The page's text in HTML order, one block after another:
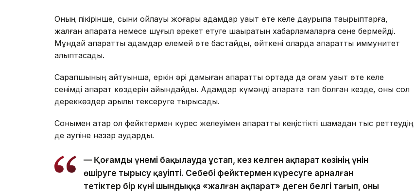
Оның пікірінше, сыни ойлауы жоғары адамдар уақыт өте келе даурықпа тақырыптарға,
жалған ақпаратқа немесе шұғыл әрекет етуге шақыратын хабарламаларға сене бермейді.
Мұндай ақпаратты адамдар елемей өте бастайды, өйткені оларда ақпараттық иммунитет
қалыптасады.
Сарапшының айтуынша, еркін әрі дамыған ақпараттық ортада да қоғам уақыт өте келе
сенімді ақпарат көздерін айқындайды. Адамдар күмәнді ақпаратқа тап болған кезде, оны сол
дереккөздер арқылы тексеруге тырысады.
Сонымен қатар ол фейктермен күрес желеуімен ақпараттық кеңістікті шамадан тыс реттеудің
де қаупіне назар аударды.
— Қоғамды үнемі бақылауда ұстап, кез келген ақпарат көзінің үнін
өшіруге тырысу қауіпті. Себебі фейктермен күресуге арналған
тетіктер бір күні шындыққа «жалған ақпарат» деген белгі тағып, оны